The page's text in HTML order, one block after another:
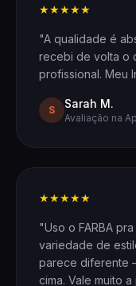
★★★★★
"A qualidade é
recebi de volta o
profissional. Meu
S Sarah M.
Avaliação na
★★★★★
"Uso o FARBA
variedade de
parece diferente
cima. Vale muito a